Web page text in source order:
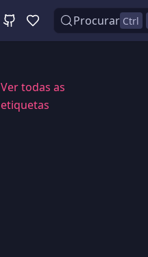
Procurar Ctrl
Ver todas as
etiquetas